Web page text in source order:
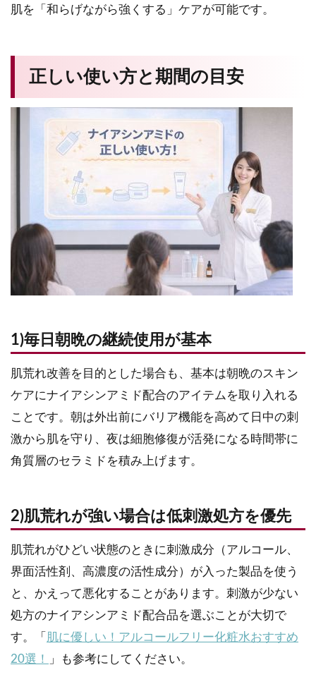
肌を「和らげながら強くする」ケアが可能です。
正しい使い方と期間の目安
1)毎日朝晩の継続使用が基本
肌荒れ改善を目的とした場合も、基本は朝晩のスキン
ケアにナイアシンアミド配合のアイテムを取り入れる
ことです。朝は外出前にバリア機能を高めて日中の刺
激から肌を守り、夜は細胞修復が活発になる時間帯に
角質層のセラミドを積み上げます。
2)肌荒れが強い場合は低刺激処方を優先
肌荒れがひどい状態のときに刺激成分（アルコール、
界面活性剤、高濃度の活性成分）が入った製品を使う
と、かえって悪化することがあります。刺激が少ない
処方のナイアシンアミド配合品を選ぶことが大切で
す。「 肌に優しい！アルコールフリー化粧水おすすめ
20選！
」も参考にしてください。